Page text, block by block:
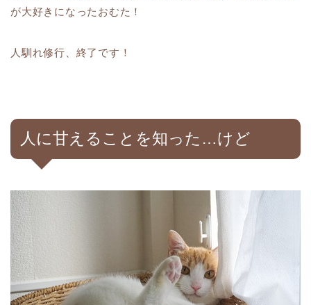
が大好きになったおむた！
人馴れ修行、終了です！
人に甘えることを知った…けど